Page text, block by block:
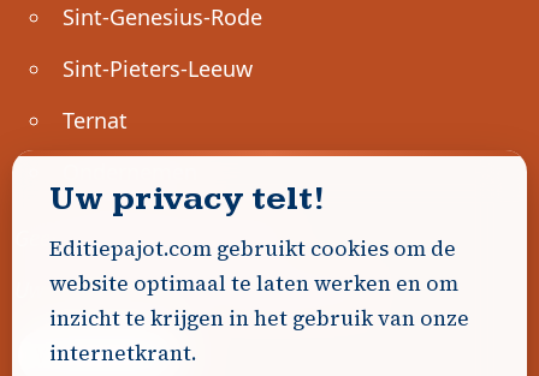
Sint-Genesius-Rode
Sint-Pieters-Leeuw
Ternat
Geen advertenties gevonden.
Uw advertentie hier? Contacteer ons!
Word Partner!
Uw privacy telt!
Editiepajot.com gebruikt cookies om de
website optimaal te laten werken en om
inzicht te krijgen in het gebruik van onze
internetkrant.